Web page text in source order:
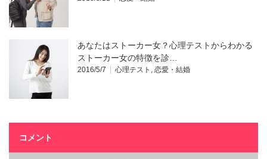
あなたはストーカー女？心理テストからわかる
ストーカー女の特徴を診…
2016/5/7 心理テスト , 恋愛・結婚
コメント